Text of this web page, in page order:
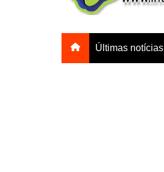
Últimas notícias